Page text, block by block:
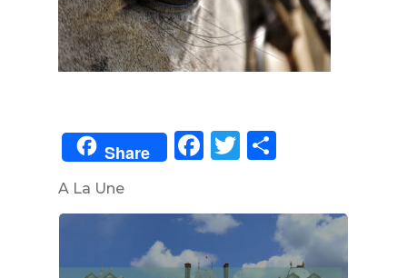
Share Facebook
Twitter
A La Une